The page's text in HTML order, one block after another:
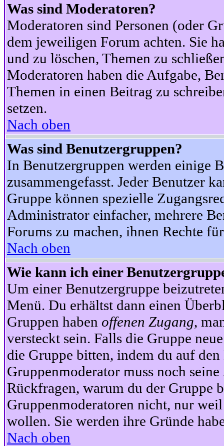
Was sind Moderatoren?
Moderatoren sind Personen (oder
dem jeweiligen Forum achten. Sie
und zu löschen, Themen zu
Moderatoren haben die Aufgabe,
Themen in einen Beitrag zu
setzen.
Nach oben
Was sind Benutzergruppen?
In Benutzergruppen werden einige
zusammengefasst. Jeder Benutzer
Gruppe können spezielle
Administrator einfacher, mehrere
Forums zu machen, ihnen Rechte
Nach oben
Wie kann ich einer
Um einer Benutzergruppe
Menü. Du erhältst dann einen
Gruppen haben offenen Zugang,
versteckt sein. Falls die Gruppe
die Gruppe bitten, indem du auf
Gruppenmoderator muss noch
Rückfragen, warum du der Gruppe
Gruppenmoderatoren nicht, nur
wollen. Sie werden ihre Gründe
Nach oben